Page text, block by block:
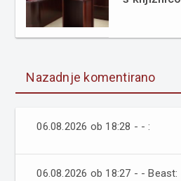
Nazadnje komentirano
06.08.2026 ob 18:28 - - :
06.08.2026 ob 18:27 - - Beast: